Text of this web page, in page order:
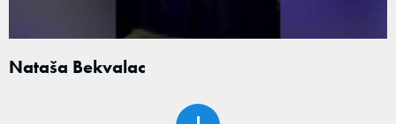
Nataša Bekvalac